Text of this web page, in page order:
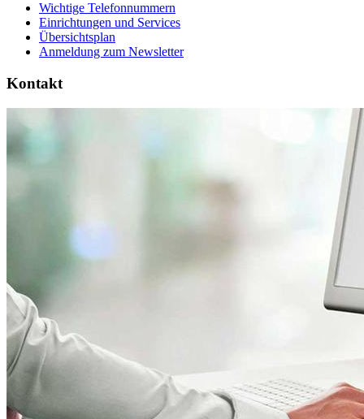
Wichtige Telefonnummern
Einrichtungen und Services
Übersichtsplan
Anmeldung zum Newsletter
Kontakt